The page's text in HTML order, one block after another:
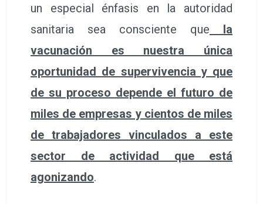
un especial énfasis en la autoridad
sanitaria sea consciente que la
vacunación es nuestra única
oportunidad de supervivencia y que
de su proceso depende el futuro de
miles de empresas y cientos de miles
de trabajadores vinculados a este
sector de actividad que está
agonizando.